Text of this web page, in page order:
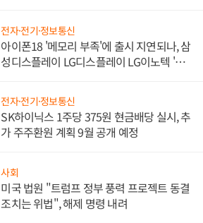
전자·전기·정보통신
아이폰18 '메모리 부족'에 출시 지연되나, 삼
성디스플레이 LG디스플레이 LG이노텍 '탈
전자·전기·정보통신
SK하이닉스 1주당 375원 현금배당 실시, 추
가 주주환원 계획 9월 공개 예정
사회
미국 법원 "트럼프 정부 풍력 프로젝트 동결
조치는 위법", 해제 명령 내려